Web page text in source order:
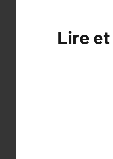
Lire